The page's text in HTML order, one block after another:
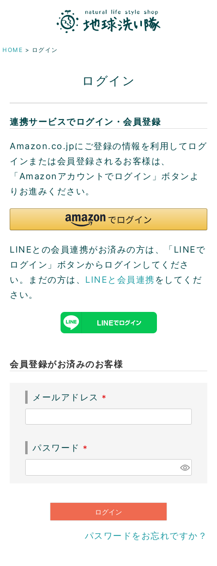
HOME ログイン
ログイン
連携サービスでログイン・会員登録
Amazon.co.jpにご登録の情報を利用してログ
インまたは会員登録されるお客様は、
「Amazonアカウントでログイン」ボタンよ
りお進みください。
LINEとの会員連携がお済みの方は、「LINEで
ログイン」ボタンからログインしてくださ
い。まだの方は、 LINEと会員連携をしてくだ
さい。
会員登録がお済みのお客様
メールアドレス
(
必
パスワード
(
必
)
ログイン
パスワードをお忘れですか？